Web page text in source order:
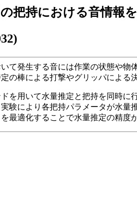
把持における音情報
て発生する音には作業の状態や
の棒による打撃やグリッパによる
を用いて水量推定と把持を同時
験により各把持パラメータが水量
最適化することで水量推定の精度